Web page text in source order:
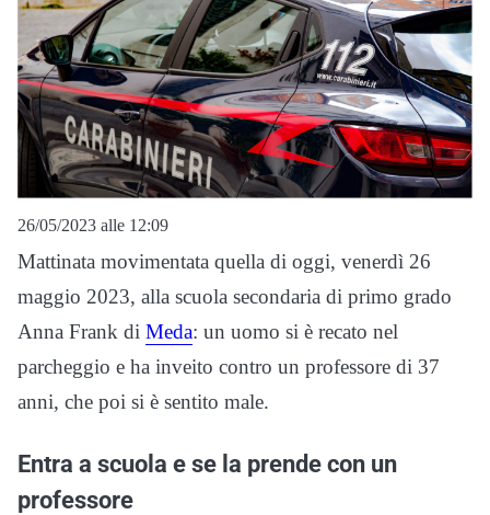
26/05/2023 alle 12:09
Mattinata movimentata quella di oggi, venerdì 26
maggio 2023, alla scuola secondaria di primo grado
Anna Frank di Meda: un uomo si è recato nel
parcheggio e ha inveito contro un professore di 37
anni, che poi si è sentito male.
Entra a scuola e se la prende con un
professore